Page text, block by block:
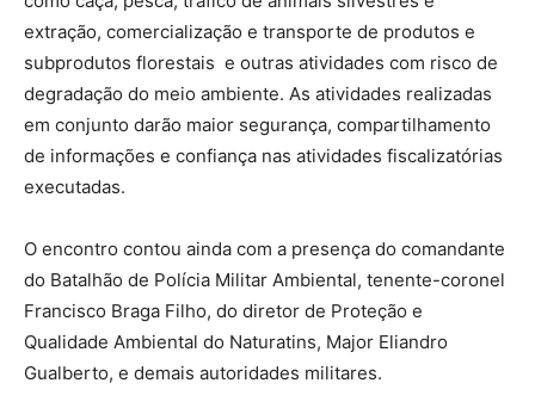
extração, comercialização e transporte de produtos e
subprodutos florestais e outras atividades com risco de
degradação do meio ambiente. As atividades realizadas
em conjunto darão maior segurança, compartilhamento
de informações e confiança nas atividades fiscalizatórias
executadas.
O encontro contou ainda com a presença do comandante
do Batalhão de Polícia Militar Ambiental, tenente-coronel
Francisco Braga Filho, do diretor de Proteção e
Qualidade Ambiental do Naturatins, Major Eliandro
Gualberto, e demais autoridades militares.